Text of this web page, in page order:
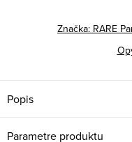
Značka: RARE
Popis
Parametre produktu